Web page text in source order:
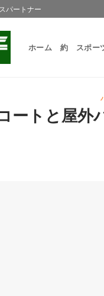
パートナー
ホーム 約 スポー
ートと屋外